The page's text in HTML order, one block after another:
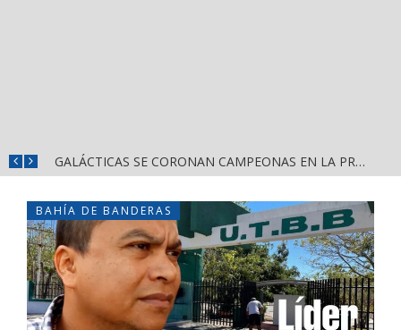
GALÁCTICAS SE CORONAN CAMPEONAS EN LA PRIMERA EDICIÓN DE CASCARITA BAHÍA FEMENIL
BAHÍA DE BANDERAS